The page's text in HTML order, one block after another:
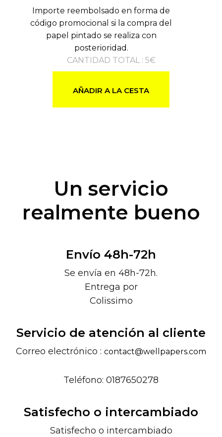
Importe reembolsado en forma de
código promocional si la compra del
papel pintado se realiza con
posterioridad.
CANTIDAD TOTAL: 5€
AÑADIR A LA CESTA
Un servicio
realmente bueno
Envío 48h-72h
Se envía en 48h-72h.
Entrega por
Colissimo
Servicio de atención al cliente
Correo electrónico : contact@wellpapers.com
Teléfono: 0187650278
Satisfecho o intercambiado
Satisfecho o intercambiado